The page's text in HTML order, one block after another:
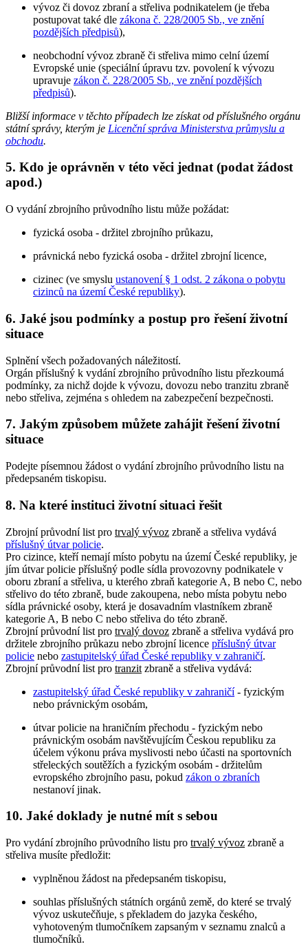
vývoz či dovoz zbraní a střeliva podnikatelem (je třeba
postupovat také dle zákona č. 228/2005 Sb., ve znění
pozdějších předpisů),
neobchodní vývoz zbraně či střeliva mimo celní území
Evropské unie (speciální úpravu tzv. povolení k vývozu
upravuje zákon č. 228/2005 Sb., ve znění pozdějších
předpisů).
Bližší informace v těchto případech lze získat od příslušného orgánu
státní správy, kterým je Licenční správa Ministerstva průmyslu a
obchodu.
5. Kdo je oprávněn v této věci jednat (podat žádost
apod.)
O vydání zbrojního průvodního listu může požádat:
fyzická osoba - držitel zbrojního průkazu,
právnická nebo fyzická osoba - držitel zbrojní licence,
cizinec (ve smyslu ustanovení § 1 odst. 2 zákona o pobytu
cizinců na území České republiky).
6. Jaké jsou podmínky a postup pro řešení životní
situace
Splnění všech požadovaných náležitostí.
Orgán příslušný k vydání zbrojního průvodního listu přezkoumá
podmínky, za nichž dojde k vývozu, dovozu nebo tranzitu zbraně
nebo střeliva, zejména s ohledem na zabezpečení bezpečnosti.
7. Jakým způsobem můžete zahájit řešení životní
situace
Podejte písemnou žádost o vydání zbrojního průvodního listu na
předepsaném tiskopisu.
8. Na které instituci životní situaci řešit
Zbrojní průvodní list pro trvalý vývoz zbraně a střeliva vydává
příslušný útvar policie.
Pro cizince, kteří nemají místo pobytu na území České republiky, je
jím útvar policie příslušný podle sídla provozovny podnikatele v
oboru zbraní a střeliva, u kterého zbraň kategorie A, B nebo C, nebo
střelivo do této zbraně, bude zakoupena, nebo místa pobytu nebo
sídla právnické osoby, která je dosavadním vlastníkem zbraně
kategorie A, B nebo C nebo střeliva do této zbraně.
Zbrojní průvodní list pro trvalý dovoz zbraně a střeliva vydává pro
držitele zbrojního průkazu nebo zbrojní licence příslušný útvar
policie nebo zastupitelský úřad České republiky v zahraničí.
Zbrojní průvodní list pro tranzit zbraně a střeliva vydává:
zastupitelský úřad České republiky v zahraničí- fyzickým
nebo právnickým osobám,
útvar policie na hraničním přechodu - fyzickým nebo
právnickým osobám navštěvujícím Českou republiku za
účelem výkonu práva myslivosti nebo účasti na sportovních
střeleckých soutěžích a fyzickým osobám - držitelům
evropského zbrojního pasu, pokud zákon o zbraních
nestanoví jinak.
10. Jaké doklady je nutné mít s sebou
Pro vydání zbrojního průvodního listu pro trvalý vývoz zbraně a
střeliva musíte předložit:
vyplněnou žádost na předepsaném tiskopisu,
souhlas příslušných státních orgánů země, do které se trvalý
vývoz uskutečňuje, s překladem do jazyka českého,
vyhotoveným tlumočníkem zapsaným v seznamu znalců a
tlumočníků.